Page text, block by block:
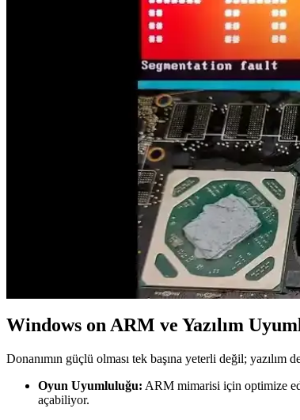
Güvenilir ve Popüler Ekran Kartı
Ekran kartları seçiminde güvenilir markalar ve
NVIDIA 4050 Serisi ve Güncel GPU
NVIDIA'nın yeni 4050 serisi ve güncel yazılım
Dizüstü Bilgisayarlarda Grafik Performansı
Dizüstü bilgisayarlarda grafik performansı, oyun,
NVIDIA Ekran Kartlarının Güncel
2026'nın en yeni NVIDIA ekran kartları RTX 5080 ve
teknik sorunlara pratik çözümler de içeriyor.
Windows on ARM ve Yazılım
Donanımın güçlü olması tek başına yeterli değil;
Oyun Uyumluluğu: ARM mimarisi için optimize
açabiliyor.